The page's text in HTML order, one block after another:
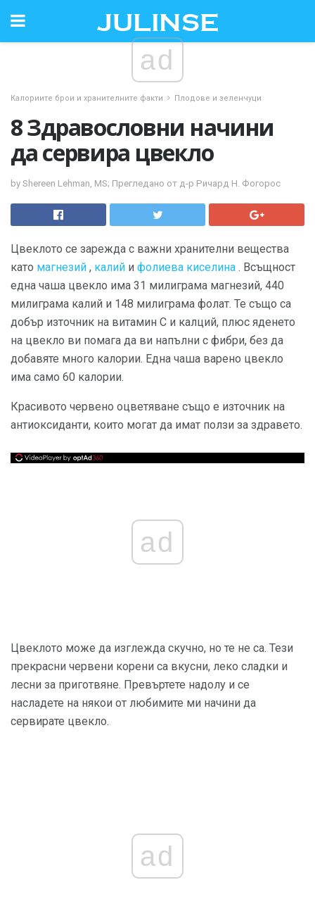
ad
Калориите брои и хранителните факти Плодове и зеленчуци
8 Здравословни начини
да сервира цвекло
by Shereen Lehman, MS; Прегледано от д-р Ричард Н. Фогорос
Цвеклото се зарежда с важни хранителни вещества
като магнезий , калий и фолиева киселина . Всъщност
една чаша цвекло има 31 милиграма магнезий, 440
милиграма калий и 148 милиграма фолат. Те също са
добър източник на витамин С и калций, плюс яденето
на цвекло ви помага да ви напълни с фибри, без да
добавяте много калории. Една чаша варено цвекло
има само 60 калории.
Красивото червено оцветяване също е източник на
антиоксиданти, които могат да имат ползи за здравето.
ad
Цвеклото може да изглежда скучно, но те не са. Тези
прекрасни червени корени са вкусни, леко сладки и
лесни за приготвяне. Превъртете надолу и се
насладете на някои от любимите ми начини да
сервирате цвекло.
ad